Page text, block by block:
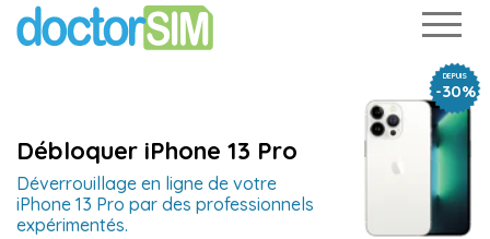
DEPUIS
-30%
Débloquer iPhone 13 Pro
Déverrouillage en ligne de votre
iPhone 13 Pro par des professionnels
expérimentés.